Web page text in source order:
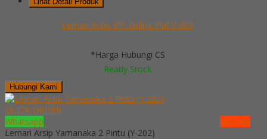
Lemari Arsip VIP Sliding Plat V 603
*Harga Hubungi CS
Ready Stock
Hubungi Kami
QUICK ORDER
Whatsapp
via SMS
Lemari Arsip Yamanaka 2 Pintu (Y-202)